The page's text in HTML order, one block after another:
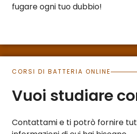
fugare ogni tuo dubbio!
CORSI DI BATTERIA ONLINE
Vuoi studiare
Contattami e ti potrò fornire